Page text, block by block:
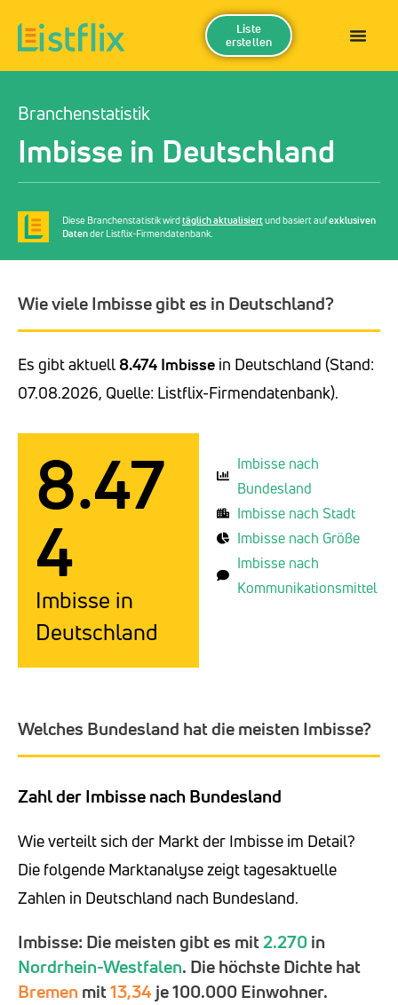
Liste
erstellen
Branchenstatistik
Imbisse in Deutschland
Diese Branchenstatistik wirdtäglich aktualisiertund basiert aufexklusiven
Datender Listflix-Firmendatenbank.
Wie viele Imbisse gibt es in Deutschland?
Es gibt aktuell 8.474 Imbisse in Deutschland (Stand:
07.08.2026, Quelle: Listflix-Firmendatenbank).
8.47
4
Imbisse in
Deutschland
Imbisse nach
Bundesland
Imbisse nach Stadt
Imbisse nach Größe
Imbisse nach
Kommunikationsmittel
Welches Bundesland hat die meisten Imbisse?
Zahl der Imbisse nach Bundesland
Wie verteilt sich der Markt der Imbisse im Detail?
Die folgende Marktanalyse zeigt tagesaktuelle
Zahlen in Deutschland nach Bundesland.
Imbisse: Die meisten gibt es mit2.270 in
Nordrhein-Westfalen. Die höchste Dichte hat
Bremen mit13,34 je 100.000 Einwohner.